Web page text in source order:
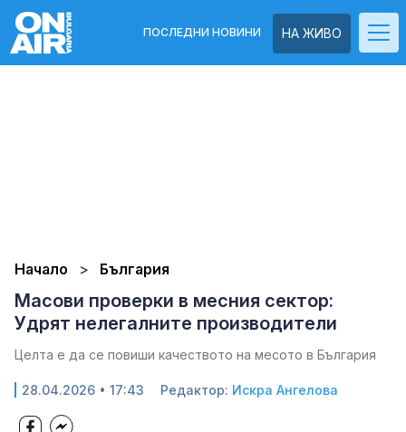
НА ЖИВО
ПОСЛЕДНИ НОВИНИ
Начало България
Масови проверки в месния сектор:
Удрят нелегалните производители
Целта е да се повиши качеството на месото в България
28.04.2026 • 17:43 Редактор: Искра Ангелова